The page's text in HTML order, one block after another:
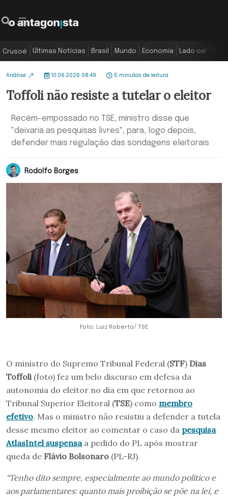
Crusoé Últimas Notícias Brasil Mundo Economia Lado oa!
Análise 10.06.2026 08:49 5 minutos de leitura
Toffoli não resiste a tutelar o eleitor
Recém-empossado no TSE, ministro disse que
"deixaria as pesquisas livres", para, logo depois,
defender mais regulação das sondagens eleitorais
Rodolfo Borges
Foto: Luiz Roberto/ TSE
O ministro do Supremo Tribunal Federal (STF) Dias
Toffoli(foto) fez um belo discurso em defesa da
autonomia do eleitor no dia em que retornou ao
Tribunal Superior Eleitoral (TSE) como membro
efetivo. Mas o ministro não resistiu a defender a tutela
desse mesmo eleitor ao comentar o caso da pesquisa
AtlasIntel suspensaa pedido do PL após mostrar
queda de Flávio Bolsonaro (PL-RJ).
“Tenho dito sempre, especialmente ao mundo político e
aos parlamentares: quanto mais proibição se põe na lei, e